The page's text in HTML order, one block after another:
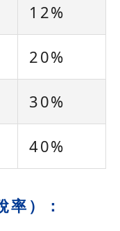
12%
20%
30%
40%
率）：